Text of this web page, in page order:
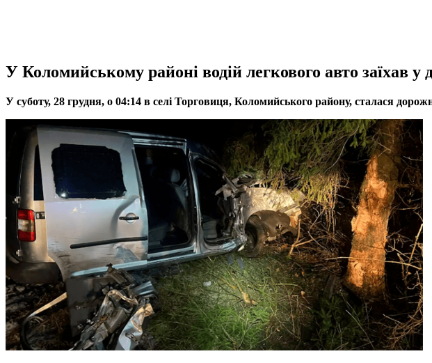
У Коломийському районі водій легкового авто заїхав у
У суботу, 28 грудня, о 04:14 в селі Торговиця, Коломийського району, сталася